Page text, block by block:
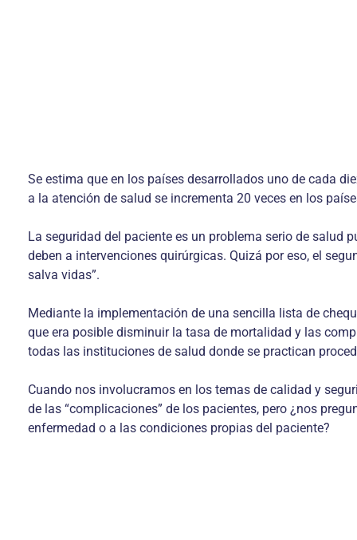
Se estima que en los países desarrollados uno de cada
a la atención de salud se incrementa 20 veces en los
La seguridad del paciente es un problema serio de salud
deben a intervenciones quirúrgicas. Quizá por eso, el
salva vidas”.
Mediante la implementación de una sencilla lista de
que era posible disminuir la tasa de mortalidad y las
todas las instituciones de salud donde se practican
Cuando nos involucramos en los temas de calidad y
de las “complicaciones” de los pacientes, pero ¿nos
enfermedad o a las condiciones propias del paciente?